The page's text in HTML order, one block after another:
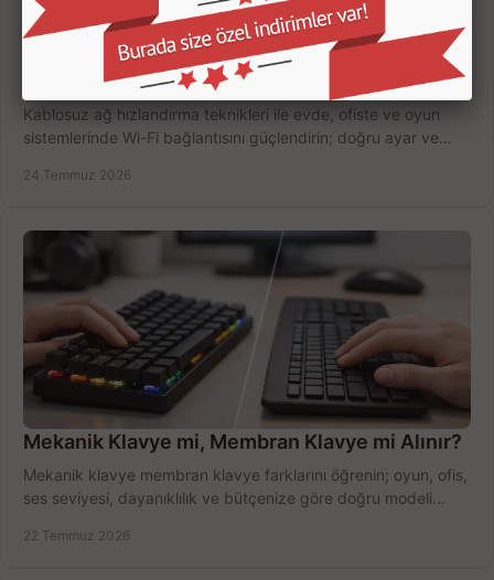
Kablosuz Ağ Hızlandırma Teknikleri ile Hızlı
Kablosuz ağ hızlandırma teknikleri ile evde, ofiste ve oyun
sistemlerinde Wi-Fi bağlantısını güçlendirin; doğru ayar ve
24 Temmuz 2026
Mekanik Klavye mi, Membran Klavye mi Alınır?
Mekanik klavye membran klavye farklarını öğrenin; oyun, ofis,
ses seviyesi, dayanıklılık ve bütçenize göre doğru modeli
22 Temmuz 2026